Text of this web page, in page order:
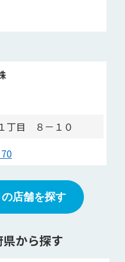
丁目 ８－１０
店舗を探す
から探す